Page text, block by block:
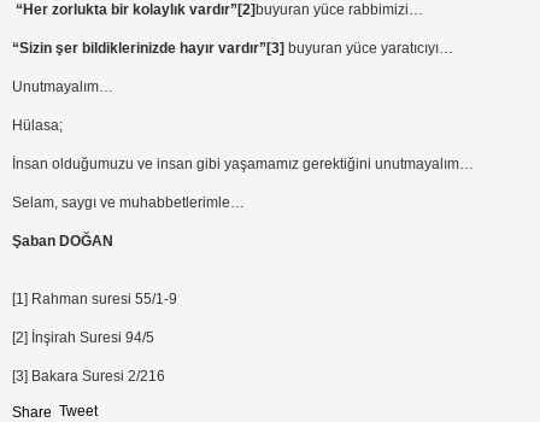
“Her zorlukta bir kolaylık vardır” [2] buyuran yüce rabbimizi…
“Sizin şer bildiklerinizde hayır vardır” [3] buyuran yüce yaratıcıyı…
Unutmayalım…
Hülasa;
İnsan olduğumuzu ve insan gibi yaşamamız gerektiğini unutmayalım…
Selam, saygı ve muhabbetlerimle…
Şaban DOĞAN
[1] Rahman suresi 55/1-9
[2] İnşirah Suresi 94/5
[3] Bakara Suresi 2/216
Share Tweet